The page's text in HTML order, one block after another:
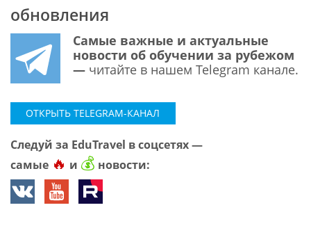
обновления
Самые важные и актуальные
новости об обучении за рубежом
— читайте в нашем Telegram канале.
ОТКРЫТЬ TELEGRAM-КАНАЛ
Следуй за EduTravel в соцсетях —
самые 🔥 и 💰 новости: